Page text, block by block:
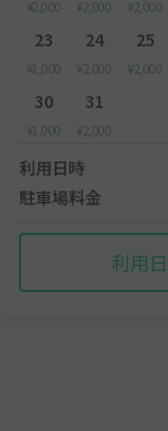
¥2,000 ¥2,000 ¥2,000
23
¥1,000
24
¥2,000
25
¥2,000
30
¥1,000
31
¥2,000
利用日時
駐車場料金
利用